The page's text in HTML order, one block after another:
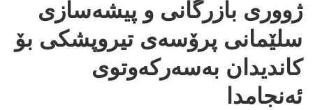
ژووری بازرگانی و پیشەسازی
سلێمانی پرۆسەی تیروپشکی بۆ
کاندیدان بەسەرکەوتوی
ئەنجامدا